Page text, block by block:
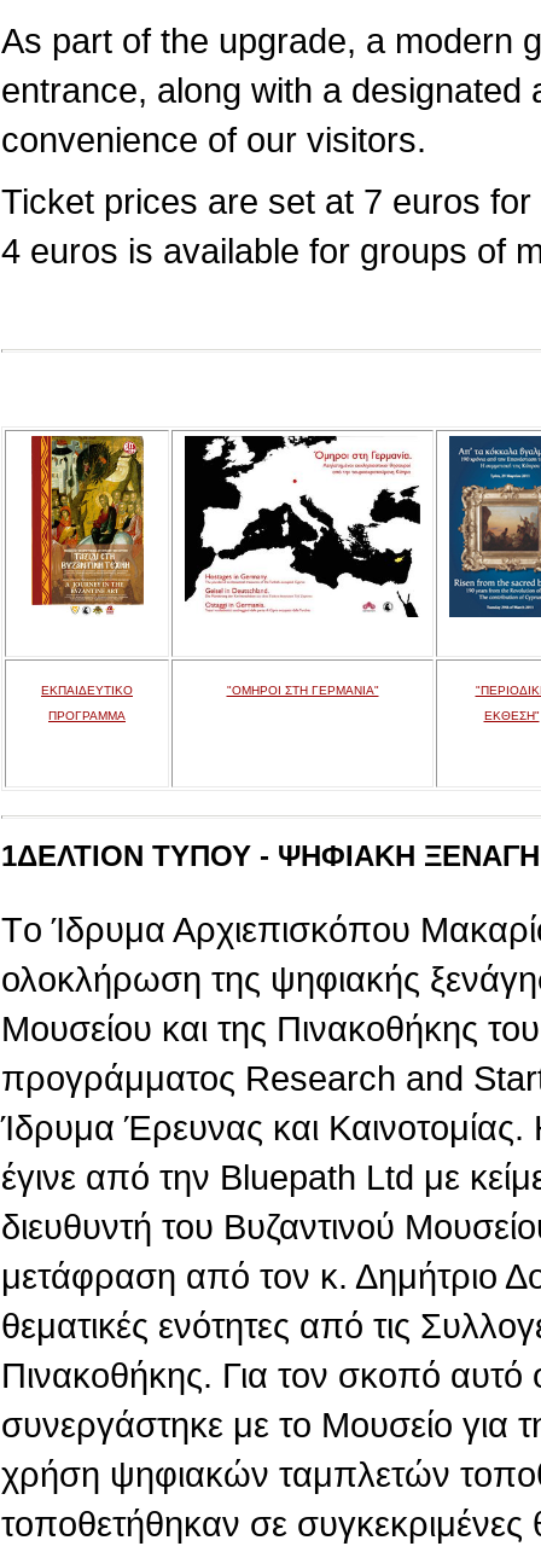
As part of the upgrade, a modern
entrance, along with a
convenience of our visitors.
Ticket prices are set at 7 euros
4 euros is available for groups of
ΕΚΠΑΙΔΕΥΤΙΚΟ
ΠΡΟΓΡΑΜΜΑ
"ΟΜΗΡΟΙ ΣΤΗ ΓΕΡΜΑΝΙΑ"
ΕΚΘΕΣΗ"
1ΔΕΛΤΙΟΝ ΤΥΠΟΥ - ΨΗΦΙΑΚΗ
Tο Ίδρυμα Αρχιεπισκόπου
ολοκλήρωση της ψηφιακής
Μουσείου και της Πινακοθήκης
προγράμματος Research and
Ίδρυμα Έρευνας και
έγινε από την Βluepath Ltd με
διευθυντή του Βυζαντινού
μετάφραση από τον κ. Δημήτριο
θεματικές ενότητες από τις
Πινακοθήκης. Για τον σκοπό
συνεργάστηκε με το Μουσείο για
χρήση ψηφιακών ταμπλετών
τοποθετήθηκαν σε